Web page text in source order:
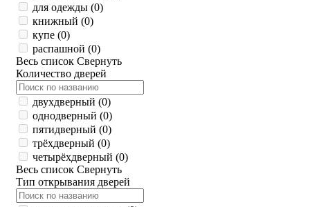
для одежды (0)
книжный (0)
купе (0)
распашной (0)
Весь список Свернуть
Количество дверей
двухдверный (0)
однодверный (0)
пятидверный (0)
трёхдверный (0)
четырёхдверный (0)
Весь список Свернуть
Тип открывания дверей